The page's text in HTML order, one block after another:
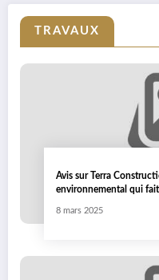
bailleurs sociaux ?
TRAVAUX
Avis sur Terra
environnemental qui
8 mars 2025